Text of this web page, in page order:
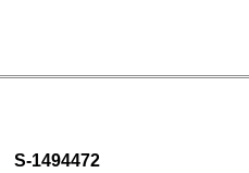
S-1494472